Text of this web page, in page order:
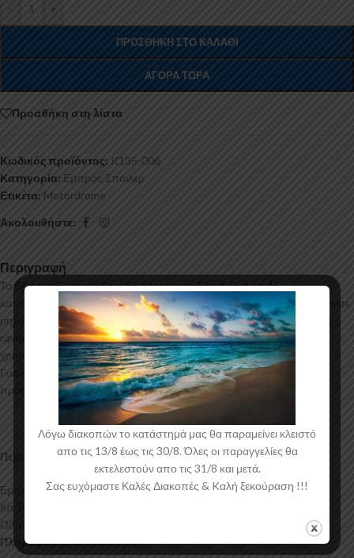
- +
ΠΡΟΣΘΉΚΗ ΣΤΟ ΚΑΛΆΘΙ
ΑΓΟΡΆ ΤΏΡΑ
Προσθήκη στη λίστα
Κωδικός προϊόντος: K135-006
Κατηγορία: Εμπρός Σπόιλερ
Ετικέτα: Motordrome
Ακολουθήστε:
Περιγραφή
Το Εμπρός Επιπρόσθετο Σπόιλερ για το Smart Fortwo 451
κατασκευάζεται από ABS Πλαστικό υψηλής ποιότητας και αισθητικής σε
μηχανές θερμοδιαμόρφωσης τελευταίας τεχνολογίας έχοντας άψογη
εφαρμογή και εύκολη τοποθέτηση. Το υλικό πλαστικού που
χρησιμοποιείται για την δημιουργία προϊόντων έρχεται σε Μαύρο
Γυαλιστερό χρώμα και με αντιχαρακτική επιφάνεια. Συνοδεύεται από
προστατευτική μεμβράνη όπου αφαιρείται πριν την τοποθέτηση.
Περιεχόμενα Συσκευασίας:
Εμπρός Επιπρόσθετο Σπόιλερ Smart Fortwo 451
Κιτ Τοποθέτησης
Οδηγίες Τοποθέτησης
Πληροφορίες Αποστολής:
Λόγω διακοπών το κατάστημά μας θα παραμείνει κλειστό
απο τις 13/8 έως τις 30/8. Όλες οι παραγγελίες θα
εκτελεστούν απο τις 31/8 και μετά.
Σας ευχόμαστε Καλές Διακοπές & Kαλή ξεκούραση !!!